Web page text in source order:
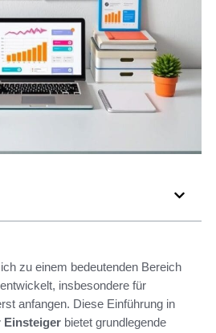
zu einem bedeutenden Bereich
insbesondere für
anfangen. Diese Einführung in
Einsteiger bietet grundlegende